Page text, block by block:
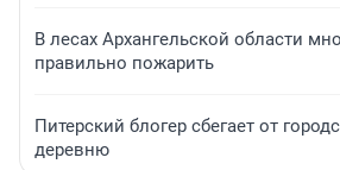
В лесах Архангельской области
правильно пожарить
Питерский блогер сбегает от
деревню